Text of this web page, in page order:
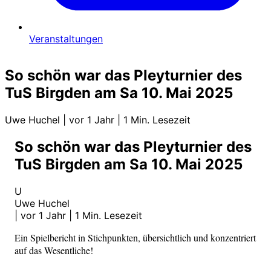
Veranstaltungen
So schön war das Pleyturnier des
TuS Birgden am Sa 10. Mai 2025
Uwe Huchel vor 1 Jahr 1 Min. Lesezeit
So schön war das Pleyturnier des
TuS Birgden am Sa 10. Mai 2025
U
Uwe Huchel
vor 1 Jahr 1 Min. Lesezeit
Ein Spielbericht in Stichpunkten, übersichtlich und konzentriert
auf das Wesentliche!